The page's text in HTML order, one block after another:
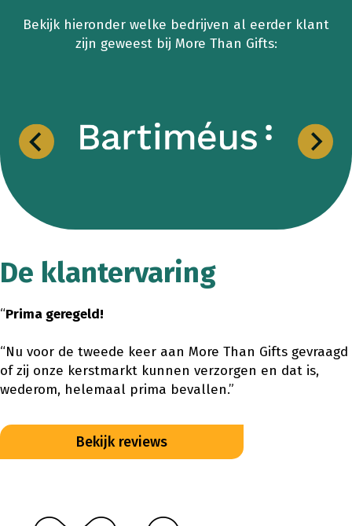
Bekijk hieronder welke bedrijven al eerder klant
zijn geweest bij More Than Gifts:
De klantervaring
“Prima geregeld!
“Nu voor de tweede keer aan More Than Gifts gevraagd
of zij onze kerstmarkt kunnen verzorgen en dat is,
wederom, helemaal prima bevallen.”
Bekijk reviews